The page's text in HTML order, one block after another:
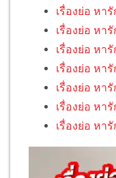
เรื่องย่อ หา
เรื่องย่อ หา
เรื่องย่อ หา
เรื่องย่อ หา
เรื่องย่อ หา
เรื่องย่อ หา
เรื่องย่อ หา